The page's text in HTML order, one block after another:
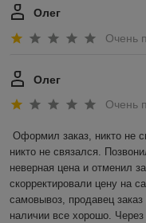
Олег
Очень
Олег
Очень
Оформил заказ, никто не
никто не связался.
неверная цена и отменил
скорректировали цену на
самовывоз, продавец
наличии все хорошо. Через